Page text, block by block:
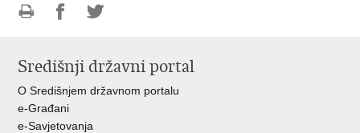
FacebookuTwitteru
Središnji državni portal
O Središnjem državnom portalu
e-Građani
e-Savjetovanja